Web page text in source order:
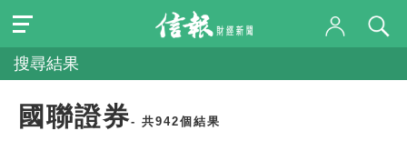
搜尋結果
國聯證券- 共942個結果